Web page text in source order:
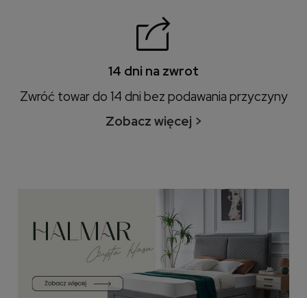
14 dni na zwrot
Zwróć towar do 14 dni bez podawania przyczyny
Zobacz więcej >